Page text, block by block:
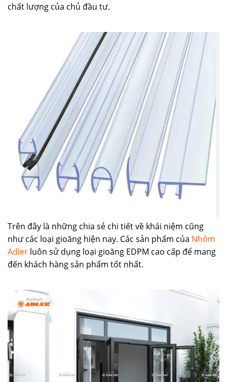
chất lượng của chủ đầu tư.
Trên đây là những chia sẻ chi tiết về khái niệm cũng
như các loại gioăng hiện nay. Các sản phẩm của Nhôm
Adler luôn sử dụng loại gioăng EDPM cao cấp để mang
đến khách hàng sản phẩm tốt nhất.